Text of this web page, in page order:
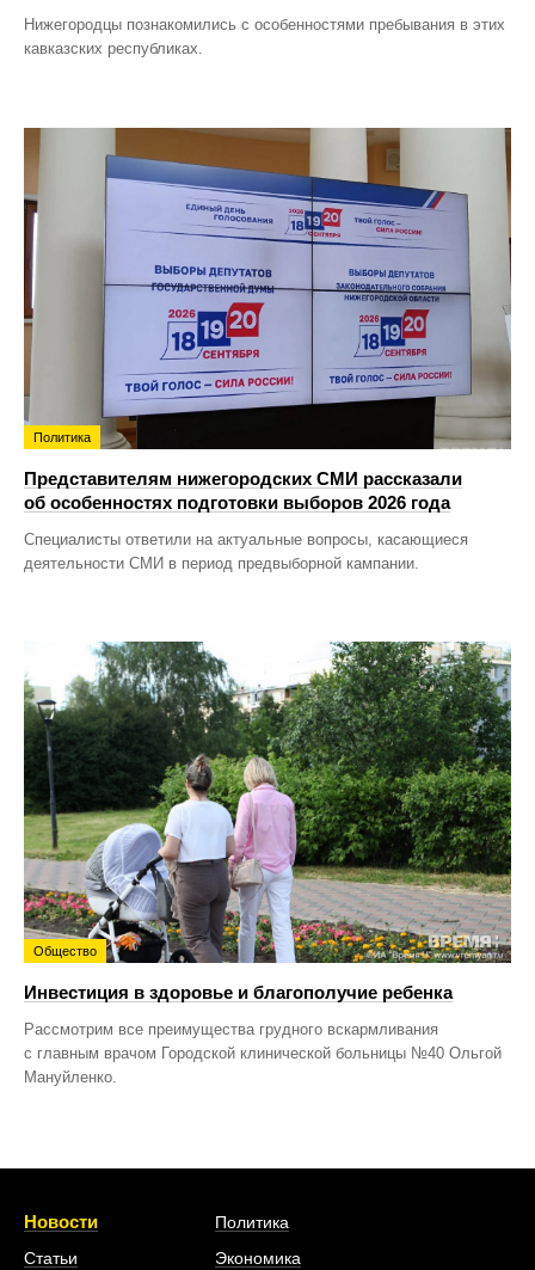
Нижегородцы познакомились с особенностями пребывания в этих
кавказских республиках.
Политика
Представителям нижегородских СМИ рассказали
об особенностях подготовки выборов 2026 года
Специалисты ответили на актуальные вопросы, касающиеся
деятельности СМИ в период предвыборной кампании.
Общество
Инвестиция в здоровье и благополучие ребенка
Рассмотрим все преимущества грудного вскармливания
с главным врачом Городской клинической больницы №40 Ольгой
Мануйленко.
Новости
Статьи
Политика
Экономика